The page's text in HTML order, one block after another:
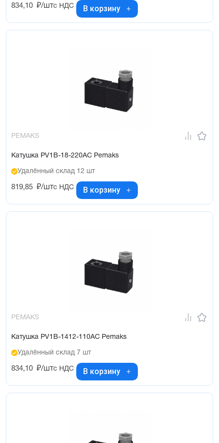
834,10 ₽/штс НДС В корзину
PEMAKS
Катушка PV1B-18-220AC Pemaks
Удалённый склад 12 шт
819,85 ₽/штс НДС В корзину
PEMAKS
Катушка PV1B-1412-110AC Pemaks
Удалённый склад 7 шт
834,10 ₽/штс НДС В корзину